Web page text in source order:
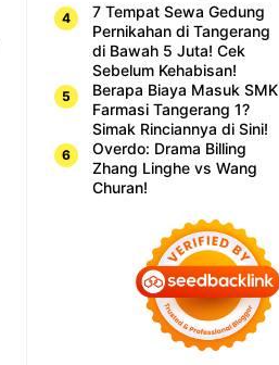
7 Tempat Sewa Gedung
Pernikahan di Tangerang
di Bawah 5 Juta! Cek
Sebelum Kehabisan!
Berapa Biaya Masuk SMK
Farmasi Tangerang 1?
Simak Rinciannya di Sini!
Overdo: Drama Billing
Zhang Linghe vs Wang
Churan!